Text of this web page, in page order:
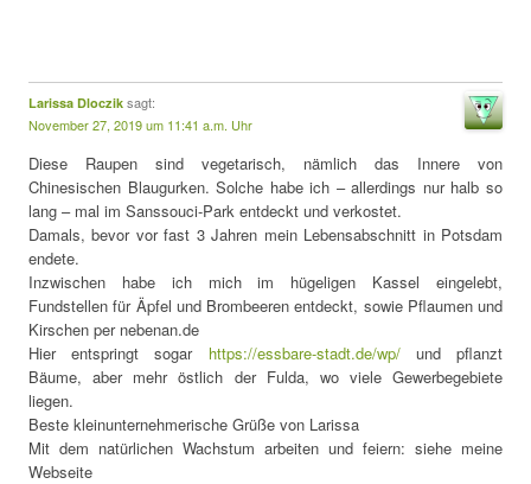
Larissa Dloczik sagt:
November 27, 2019 um 11:41 a.m. Uhr
Diese Raupen sind vegetarisch, nämlich das Innere von
Chinesischen Blaugurken. Solche habe ich – allerdings nur halb so
lang – mal im Sanssouci-Park entdeckt und verkostet.
Damals, bevor vor fast 3 Jahren mein Lebensabschnitt in Potsdam
endete.
Inzwischen habe ich mich im hügeligen Kassel eingelebt,
Fundstellen für Äpfel und Brombeeren entdeckt, sowie Pflaumen und
Kirschen per nebenan.de
Hier entspringt sogar https://essbare-stadt.de/wp/und pflanzt
Bäume, aber mehr östlich der Fulda, wo viele Gewerbegebiete
liegen.
Beste kleinunternehmerische Grüße von Larissa
Mit dem natürlichen Wachstum arbeiten und feiern: siehe meine
Webseite